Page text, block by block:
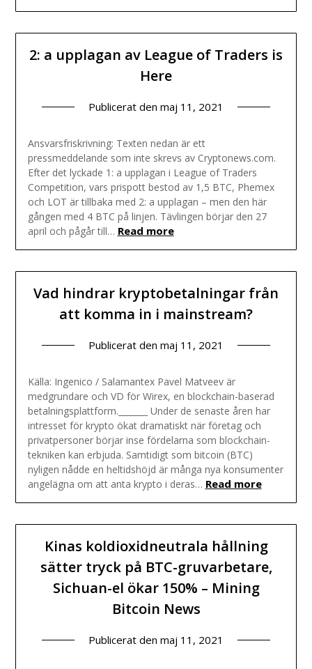
2: a upplagan av League of Traders is
Here
Publicerat den maj 11, 2021
Ansvarsfriskrivning: Texten nedan är ett
pressmeddelande som inte skrevs av Cryptonews.com.
Efter det lyckade 1: a upplagan i League of Traders
Competition, vars prispott bestod av 1,5 BTC, Phemex
och LOT är tillbaka med 2: a upplagan – men den här
gången med 4 BTC på linjen. Tävlingen börjar den 27
april och pågår till… Read more
Vad hindrar kryptobetalningar från
att komma in i mainstream?
Publicerat den maj 11, 2021
Källa: Ingenico / Salamantex Pavel Matveev är
medgrundare och VD för Wirex, en blockchain-baserad
betalningsplattform._______ Under de senaste åren har
intresset för krypto ökat dramatiskt när företag och
privatpersoner börjar inse fördelarna som blockchain-
tekniken kan erbjuda. Samtidigt som bitcoin (BTC)
nyligen nådde en heltidshöjd är många nya konsumenter
angelägna om att anta krypto i deras… Read more
Kinas koldioxidneutrala hållning
sätter tryck på BTC-gruvarbetare,
Sichuan-el ökar 150% – Mining
Bitcoin News
Publicerat den maj 11, 2021